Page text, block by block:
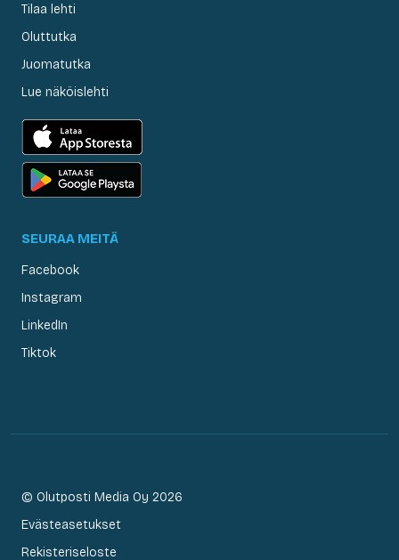
Tilaa lehti
Oluttutka
Juomatutka
Lue näköislehti
SEURAA MEITÄ
Facebook
Instagram
LinkedIn
Tiktok
© Olutposti Media Oy 2026
Evästeasetukset
Rekisteriseloste